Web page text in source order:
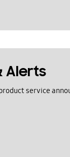
Alerts
service